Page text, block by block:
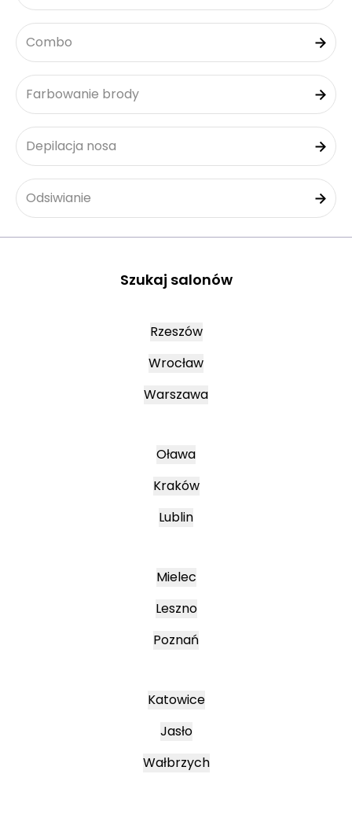
Combo
Farbowanie brody
Depilacja nosa
Odsiwianie
Szukaj salonów
Rzeszów
Wrocław
Warszawa
Oława
Kraków
Lublin
Mielec
Leszno
Poznań
Katowice
Jasło
Wałbrzych